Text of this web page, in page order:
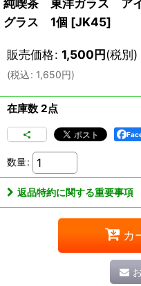
純喫茶 東洋ガラス ア
グラス 1個 [JK45]
販売価格: 1,500円(税別)
(税込: 1,650円)
在庫数 2点
数量:
返品特約に関する重要事項
カ